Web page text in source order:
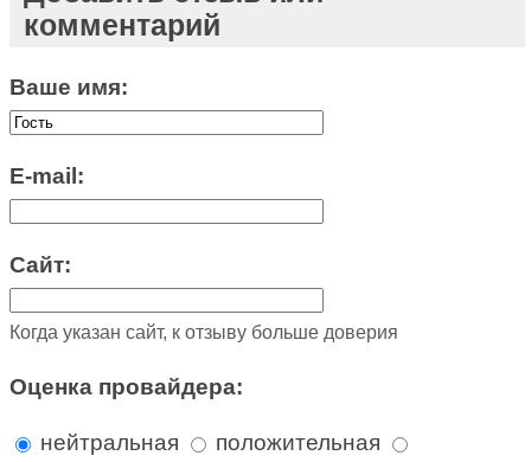
комментарий
Ваше имя:
E-mail:
Сайт:
Когда указан сайт, к отзыву больше доверия
Оценка провайдера:
нейтральная
положительная